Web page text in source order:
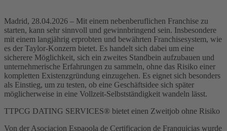
Madrid, 28.04.2026 – Mit einem nebenberuflichen Franchise zu
starten, kann sehr sinnvoll und gewinnbringend sein. Insbesondere
mit einem langjährig erprobten und bewährten Franchisesystem, wie
es der Taylor-Konzern bietet. Es handelt sich dabei um eine
sicherere Möglichkeit, sich ein zweites Standbein aufzubauen und
unternehmerische Erfahrungen zu sammeln, ohne das Risiko einer
kompletten Existenzgründung einzugehen. Es eignet sich besonders
als Einstieg, um zu testen, ob eine Geschäftsidee sich später
möglicherweise in eine Vollzeit-Selbstständigkeit wandeln lässt.
TTPCG DATING SERVICES® bietet einen Zweitjob ohne Risiko
Von der Asociacion Espaoola de Certificacion de Franquicias wurde